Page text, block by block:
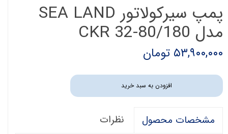
پمپ سیرکولاتور SEA LAND
مدل CKR 32-80/180
۵۳,۹۰۰,۰۰۰ تومان
افزودن به سبد خرید
مشخصات محصول نظرات